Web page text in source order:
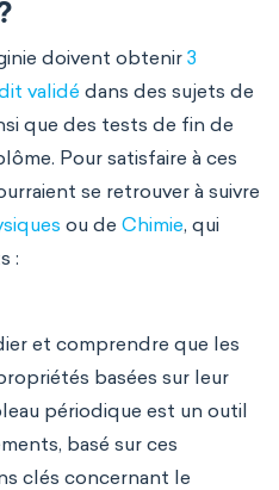
doivent obtenir 3
validé dans des sujets de
que des tests de fin de
Pour satisfaire à ces
se retrouver à suivre
ou de Chimie, qui
:
et comprendre que les
basées sur leur
périodique est un outil
basé sur ces
clés concernant le